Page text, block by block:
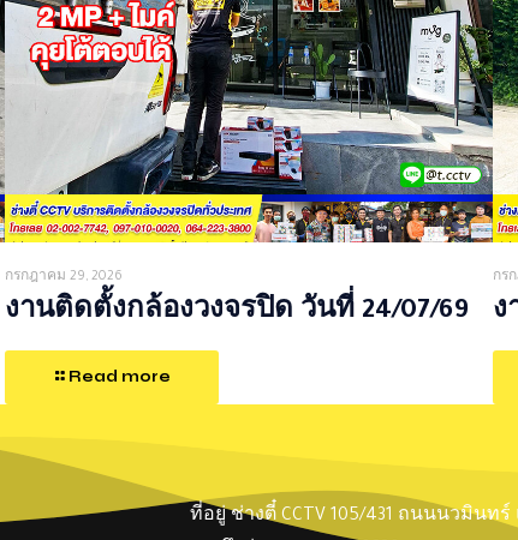
กรกฎาคม 29, 2026
งานติดตั้งกล้องวงจรปิด วันที่ 24/07/69
Read more
กร
ง
ที่อยู่ ช่างตี๋ CCTV 105/431 ถนนนวมินท